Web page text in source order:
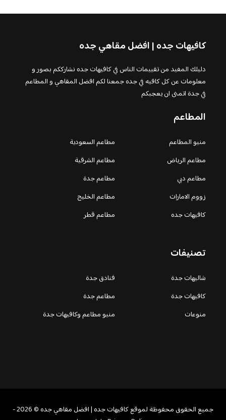
كافيهات جده | افضل مقاهي جده
دليلك المفيد من تقييمات الناس في كافيهات جده نشارككم بصور و
معلومات عن كل كافيه في جده جمعنا لكم افضل المقاهي و المطاعم
في جدة اتمنى ان يعجبكم
المطاعم
منيو المطاعم
مطاعم السعودية
مطاعم الرياض
مطاعم الشرقية
مطاعم دبي
مطاعم جدة
زووم الامارات
مطاعم الخليج
كافيهات جده
مطاعم قطر
تصنيفات
شاليهات جدة
فنادق جدة
كافيهات جدة
مطاعم جدة
منوعات
منيو مطاعم وكافيهات جدة
جميع الحقوق محفوظة لموقع كافيهات جده | افضل مقاهي جده © 2026 -